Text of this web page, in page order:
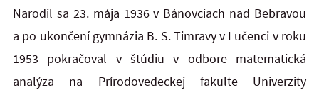
Narodil sa 23. mája 1936 v Bánovciach nad Bebravou
a po ukončení gymnázia B. S. Timravy v Lučenci v roku
1953 pokračoval v štúdiu v odbore matematická
analýza na Prírodovedeckej fakulte Univerzity